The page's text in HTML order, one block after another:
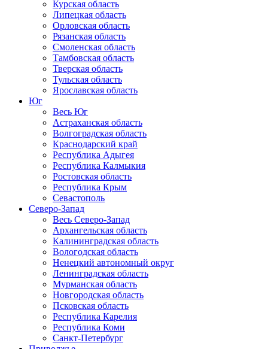
Курская область
Липецкая область
Орловская область
Рязанская область
Смоленская область
Тамбовская область
Тверская область
Тульская область
Ярославская область
Юг
Весь Юг
Астраханская область
Волгоградская область
Краснодарский край
Республика Адыгея
Республика Калмыкия
Ростовская область
Республика Крым
Севастополь
Северо-Запад
Весь Северо-Запад
Архангельская область
Калининградская область
Вологодская область
Ненецкий автономный округ
Ленинградская область
Мурманская область
Новгородская область
Псковская область
Республика Карелия
Республика Коми
Санкт-Петербург